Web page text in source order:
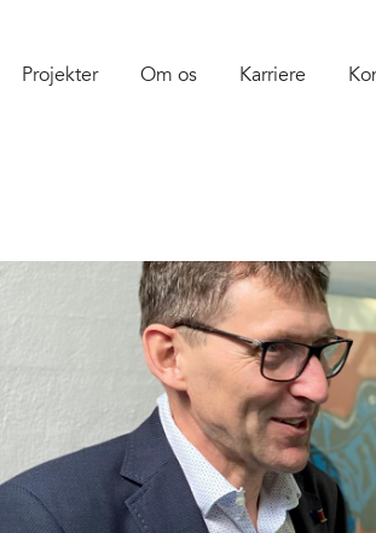
Projekter Om os Karriere